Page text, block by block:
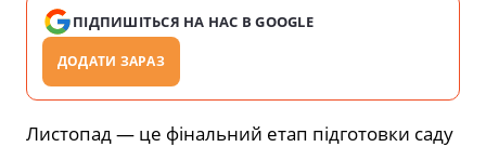
ПІДПИШІТЬСЯ НА НАС В GOOGLE
ДОДАТИ ЗАРАЗ
Листопад — це фінальний етап підготовки саду